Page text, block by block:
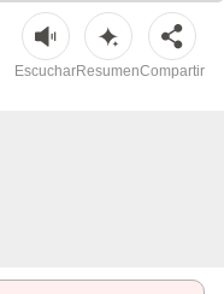
a México. | Ilustración
EscucharResumenCompartir